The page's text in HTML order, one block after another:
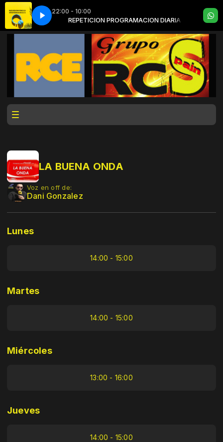
22:00 - 10:00
DIARIA REPETICION PROGRAMACION DIARIA
LA BUENA ONDA
Voz en off de:
Dani Gonzalez
Lunes
14:00 - 15:00
Martes
14:00 - 15:00
Miércoles
13:00 - 16:00
Jueves
14:00 - 15:00